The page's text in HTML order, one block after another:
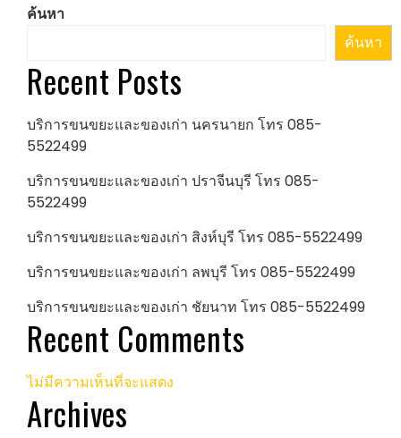
ค้นหา
ค้นหา
Recent Posts
บริการขนขยะและของเก่า นครนายก โทร 085-
5522499
บริการขนขยะและของเก่า ปราจีนบุรี โทร 085-
5522499
บริการขนขยะและของเก่า สิงห์บุรี โทร 085-5522499
บริการขนขยะและของเก่า ลพบุรี โทร 085-5522499
บริการขนขยะและของเก่า ชัยนาท โทร 085-5522499
Recent Comments
ไม่มีความเห็นที่จะแสดง
Archives